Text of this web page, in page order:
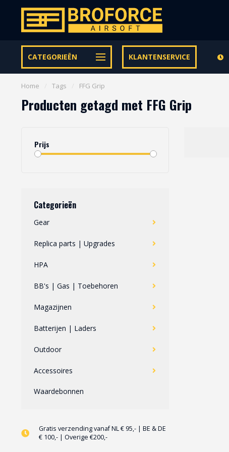
CATEGORIEËN KLANTENSERVICE
Let op onze speciale Facebook/Instagram aanbiedingen
Home Tags FFG Grip
Producten getagd met FFG Grip
Prijs
Categorieën
Gear
Replica parts | Upgrades
HPA
BB's | Gas | Toebehoren
Magazijnen
Batterijen | Laders
Outdoor
Accessoires
Waardebonnen
Gratis verzending vanaf NL € 95,- | BE & DE
€ 100,- | Overige €200,-